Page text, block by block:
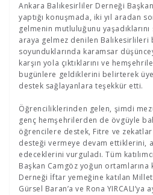
Ankara Balıkesirliler Derneği
yaptığı konuşmada, iki yıl aradan
gelmenin mutluluğunu
araya gelmez denilen Balıkesirlileri
soyunduklarında karamsar
karşın yola çıktıklarını ve
bugünlere geldiklerini belirterek
destek sağlayanlara teşekkür etti.
Öğrenciliklerinden gelen, şimdi
genç hemşehrilerden de övgüyle
öğrencilere destek, Fitre ve
desteği vermeye devam ettiklerini,
edeceklerini vurguladı. Tüm
Başkan Camgöz yoğun ortamlarına
Derneği İftar yemeğine katılan
Gürsel Baran’a ve Rona YIRCALI’ya